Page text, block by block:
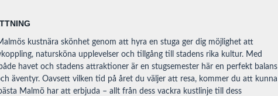
kustnära skönhet genom att hyra en stuga ger dig möjlighet att
natursköna upplevelser och tillgång till stadens rika kultur. Med
havet och stadens attraktioner är en stugsemester här en perfekt balans
äventyr. Oavsett vilken tid på året du väljer att resa, kommer du att kunna
Malmö har att erbjuda – allt från dess vackra kustlinje till dess